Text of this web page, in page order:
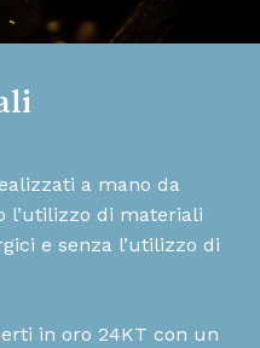
a mano da
l’utilizzo di materiali
e senza l’utilizzo di
in oro 24KT con un